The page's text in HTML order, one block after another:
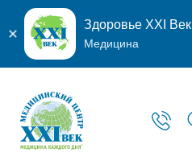
Здоровье XXI Век
Медицина